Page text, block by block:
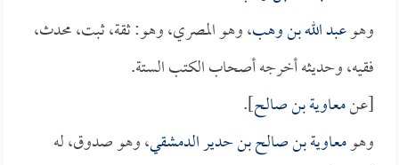
وهوعبد الله بن وهب، وهو المصري، وهو: ثقة، ثبت، محدث،
فقيه، وحديثه أخرجه أصحاب الكتب الستة.
[عنمعاوية بن صالح].
وهومعاوية بن صالح بن حدير الدمشقي، وهو صدوق، له